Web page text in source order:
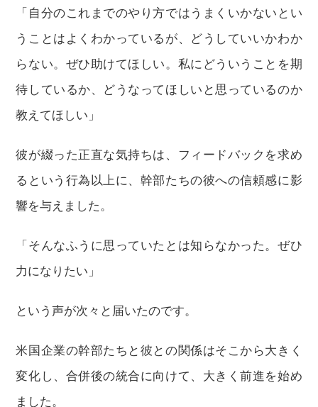
「自分のこれまでのやり方ではうまくいかないとい
うことはよくわかっているが、どうしていいかわか
らない。ぜひ助けてほしい。私にどういうことを期
待しているか、どうなってほしいと思っているのか
教えてほしい」
彼が綴った正直な気持ちは、フィードバックを求め
るという行為以上に、幹部たちの彼への信頼感に影
響を与えました。
「そんなふうに思っていたとは知らなかった。ぜひ
力になりたい」
という声が次々と届いたのです。
米国企業の幹部たちと彼との関係はそこから大きく
変化し、合併後の統合に向けて、大きく前進を始め
ました。